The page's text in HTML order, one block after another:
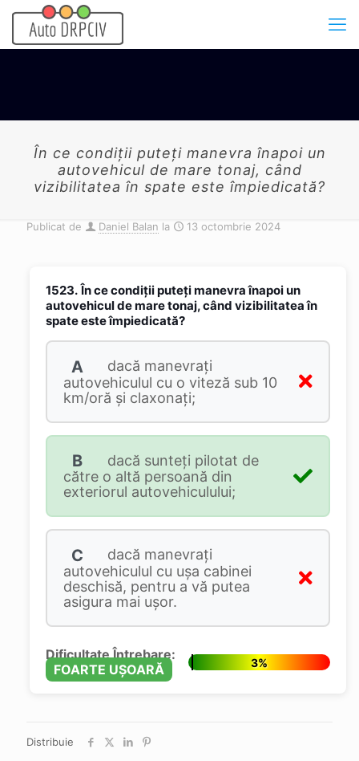
În ce condiţii puteţi manevra înapoi un
autovehicul de mare tonaj, când
vizibilitatea în spate este împiedicată?
Publicat de Daniel Balan la 13 octombrie 2024
1523. În ce condiţii puteţi manevra înapoi un
autovehicul de mare tonaj, când vizibilitatea în
spate este împiedicată?
A
dacă manevraţi
autovehiculul cu o viteză sub 10
km/oră şi claxonaţi;
B
dacă sunteţi pilotat de
către o altă persoană din
exteriorul autovehiculului;
C
dacă manevraţi
autovehiculul cu uşa cabinei
deschisă, pentru a vă putea
asigura mai uşor.
Dificultate Întrebare:
FOARTE UȘOARĂ
3%
Distribuie